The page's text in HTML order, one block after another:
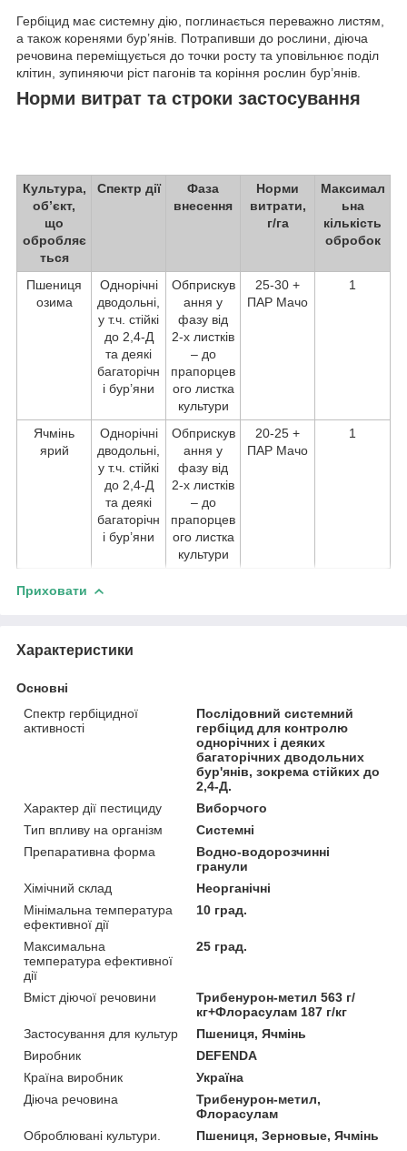
Гербіцид має системну дію, поглинається переважно листям,
а також коренями бур’янів. Потрапивши до рослини, діюча
речовина переміщується до точки росту та уповільнює поділ
клітин, зупиняючи ріст пагонів та коріння рослин бур’янів.
Норми витрат та строки застосування
Культура,
об’єкт,
що
обробляє
ться
Спектр дії
Фаза
внесення
Норми
витрати,
г/га
Максимал
ьна
кількість
обробок
Пшениця
озима
Однорічні
дводольні,
у т.ч. стійкі
до 2,4-Д
та деякі
багаторічн
і бур’яни
Обприскув
ання у
фазу від
2-х листків
– до
прапорцев
ого листка
культури
25-30 +
ПАР Мачо
1
Ячмінь
ярий
Однорічні
дводольні,
у т.ч. стійкі
до 2,4-Д
та деякі
багаторічн
і бур’яни
Обприскув
ання у
фазу від
2-х листків
– до
прапорцев
ого листка
культури
20-25 +
ПАР Мачо
1
Приховати
Характеристики
Основні
Спектр гербіцидної
активності
Послідовний системний
гербіцид для контролю
однорічних і деяких
багаторічних дводольних
бур'янів, зокрема стійких до
2,4-Д.
Характер дії пестициду
Виборчого
Тип впливу на організм
Системні
Препаративна форма
Водно-водорозчинні
гранули
Хімічний склад
Неорганічні
Мінімальна температура
ефективної дії
10 град.
Максимальна
температура ефективної
дії
25 град.
Вміст діючої речовини
Трибенурон-метил 563 г/
кг+Флорасулам 187 г/кг
Застосування для культур
Пшениця, Ячмінь
Виробник
DEFENDA
Країна виробник
Україна
Діюча речовина
Трибенурон-метил,
Флорасулам
Оброблювані культури.
Пшениця, Зерновые, Ячмінь